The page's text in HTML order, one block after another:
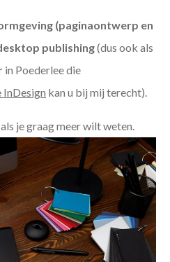
(paginaontwerp en
publishing(dus ook als
in Poederlee die
InDesign kan u bij mij terecht).
je graag meer wilt weten.